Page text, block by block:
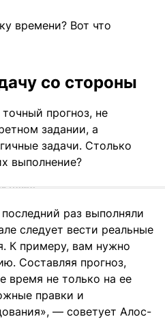
времени? Вот что
со стороны
прогноз, не
задании, а
задачи. Столько
выполнение?
раз выполняли
следует вести реальные
К примеру, вам нужно
Составляя прогноз,
время не только на ее
правки и
— советует Алос-